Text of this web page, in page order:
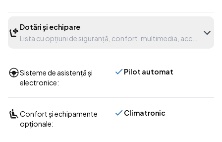
Dotări și echipare
Lista cu opțiuni de siguranță, confort, multimedia, accesorii
Sisteme de asistență și
electronice:
Pilot automat
Confort și echipamente
opționale:
Climatronic